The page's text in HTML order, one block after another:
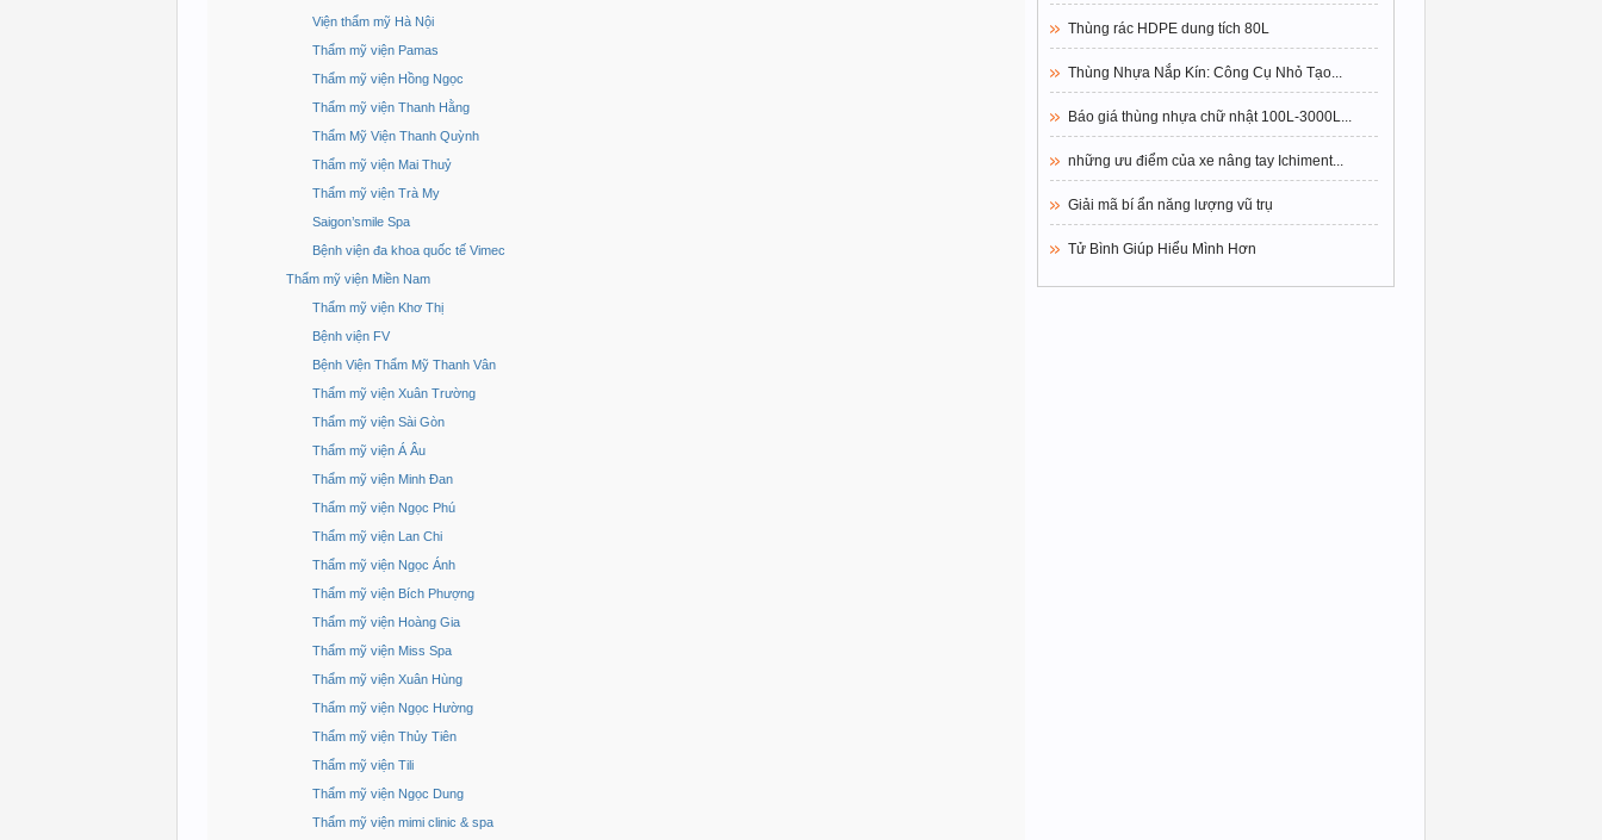
Viện thẩm mỹ Hà Nội
Thẩm mỹ viện Pamas
Thẩm mỹ viện Hồng Ngọc
Thẩm mỹ viện Thanh Hằng
Thẩm Mỹ Viện Thanh Quỳnh
Thẩm mỹ viện Mai Thuỷ
Thẩm mỹ viện Trà My
Saigon’smile Spa
Bệnh viện đa khoa quốc tế Vimec
Thẩm mỹ viện Miền Nam
Thẩm mỹ viện Khơ Thị
Bệnh viện FV
Bệnh Viện Thẩm Mỹ Thanh Vân
Thẩm mỹ viện Xuân Trường
Thẩm mỹ viện Sài Gòn
Thẩm mỹ viện Á Âu
Thẩm mỹ viện Minh Đan
Thẩm mỹ viện Ngọc Phú
Thẩm mỹ viện Lan Chi
Thẩm mỹ viện Ngọc Ánh
Thẩm mỹ viện Bích Phượng
Thẩm mỹ viện Hoàng Gia
Thẩm mỹ viện Miss Spa
Thẩm mỹ viện Xuân Hùng
Thẩm mỹ viện Ngọc Hường
Thẩm mỹ viện Thủy Tiên
Thẩm mỹ viện Tili
Thẩm mỹ viện Ngọc Dung
Thẩm mỹ viện mimi clinic & spa
Thùng rác HDPE dung tích 80L
Thùng Nhựa Nắp Kín: Công Cụ Nhỏ Tạo...
Báo giá thùng nhựa chữ nhật 100L-3000L...
những ưu điểm của xe nâng tay Ichiment...
Giải mã bí ẩn năng lượng vũ trụ
Tử Bình Giúp Hiểu Mình Hơn